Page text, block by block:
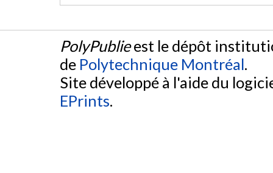
PolyPublieest le dépôt
de Polytechnique Montréal.
Site développé à l'aide du
EPrints.